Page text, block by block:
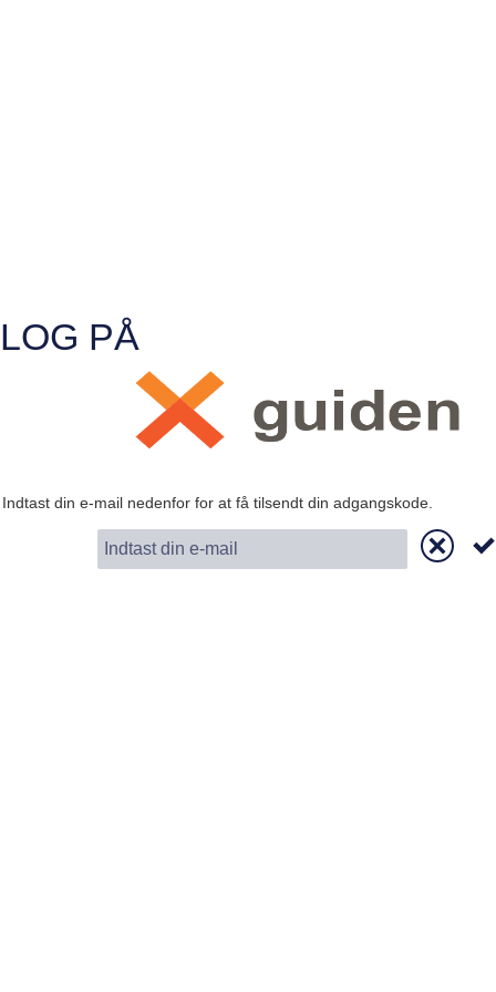
LOG PÅ
Indtast din e-mail nedenfor for at få tilsendt din adgangskode.